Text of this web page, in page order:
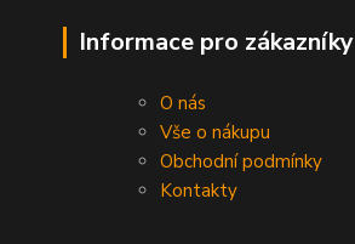
Informace pro zákazníky
O nás
Vše o nákupu
Obchodní podmínky
Kontakty